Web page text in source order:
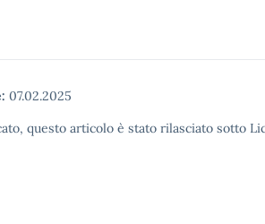
07.02.2025
questo articolo è stato rilasciato sotto